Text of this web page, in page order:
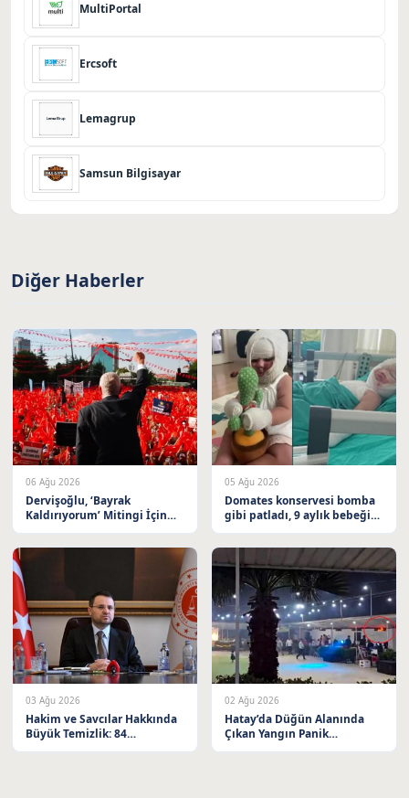
MultiPortal
Ercsoft
Lemagrup
Samsun Bilgisayar
Diğer Haberler
06 Ağu 2026
Dervişoğlu, ‘Bayrak
Kaldırıyorum’ Mitingi İçin
05 Ağu 2026
Domates konservesi bomba
gibi patladı, 9 aylık bebeğin
03 Ağu 2026
Hakim ve Savcılar Hakkında
Büyük Temizlik: 84
02 Ağu 2026
Hatay’da Düğün Alanında
Çıkan Yangın Panik